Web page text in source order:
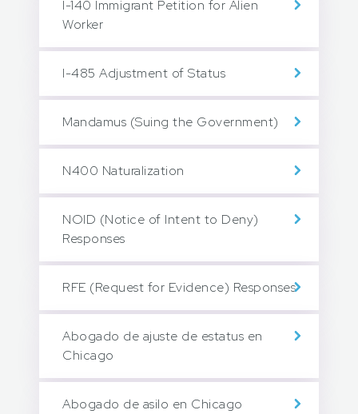
I-140 Immigrant Petition for Alien
Worker
I-485 Adjustment of Status
Mandamus (Suing the Government)
N400 Naturalization
NOID (Notice of Intent to Deny)
Responses
RFE (Request for Evidence) Responses
Abogado de ajuste de estatus en
Chicago
Abogado de asilo en Chicago